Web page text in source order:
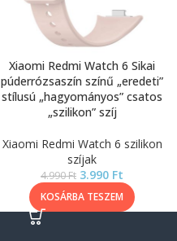
Xiaomi Redmi Watch 6 Sikai
púderrózsaszín színű „eredeti”
stílusú „hagyományos” csatos
„szilikon” szíj
Xiaomi Redmi Watch 6 szilikon
szíjak
4.990Ft 3.990 Ft
KOSÁRBA TESZEM